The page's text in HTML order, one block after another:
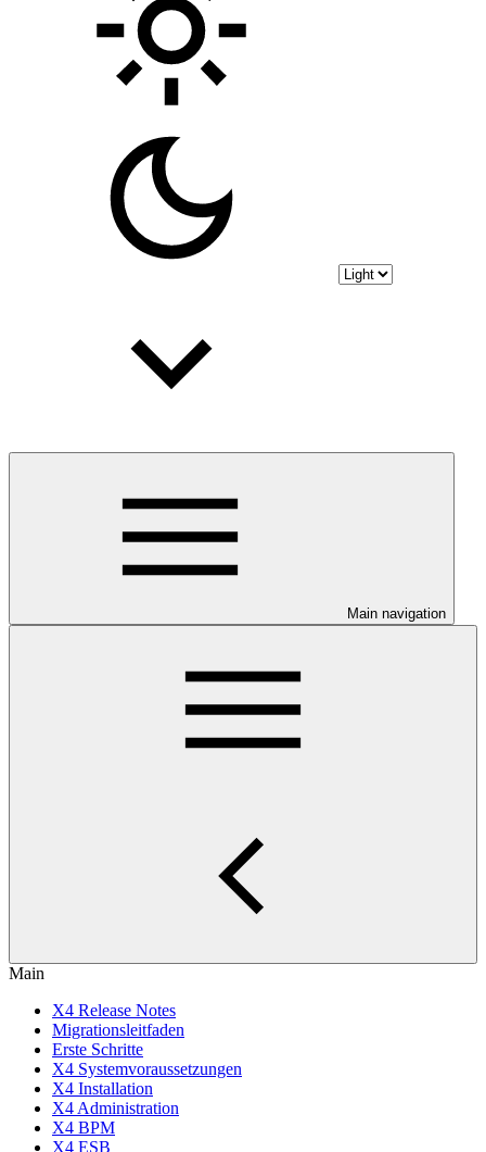
Main navigation
Main
X4 Release Notes
Migrationsleitfaden
Erste Schritte
X4 Systemvoraussetzungen
X4 Installation
X4 Administration
X4 BPM
X4 ESB